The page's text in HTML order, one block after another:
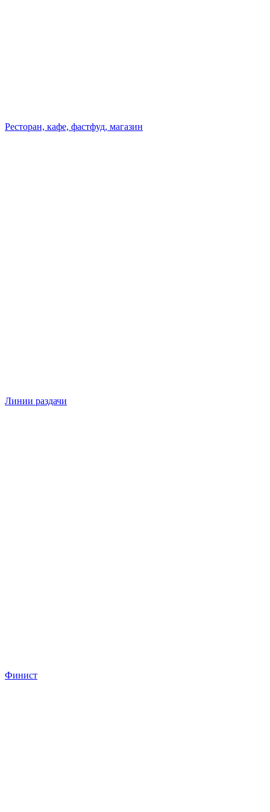
Ресторан, кафе, фастфуд, магазин
Линии раздачи
Финист